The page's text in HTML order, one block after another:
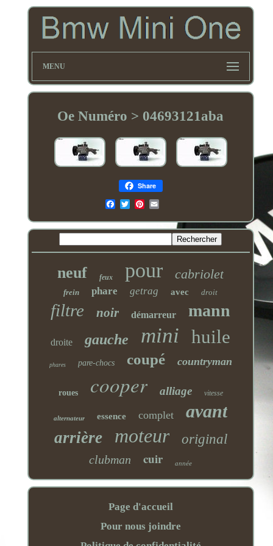
MENU
Oe Numéro > 04693121aba
Share
Email
neuf feux pour cabriolet
frein phare getrag avec droit
filtre noir démarreur mann
droite gauche mini huile
phares pare-chocs coupé countryman
roues cooper alliage vitesse
alternateur essence complet avant
arrière moteur original
clubman cuir année
Page d'accueil
Pour nous joindre